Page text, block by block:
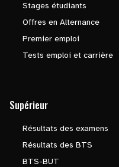
Stages étudiants
Offres en Alternance
Premier emploi
Tests emploi et carrière
Supérieur
Résultats des examens
Résultats des BTS
BTS-BUT